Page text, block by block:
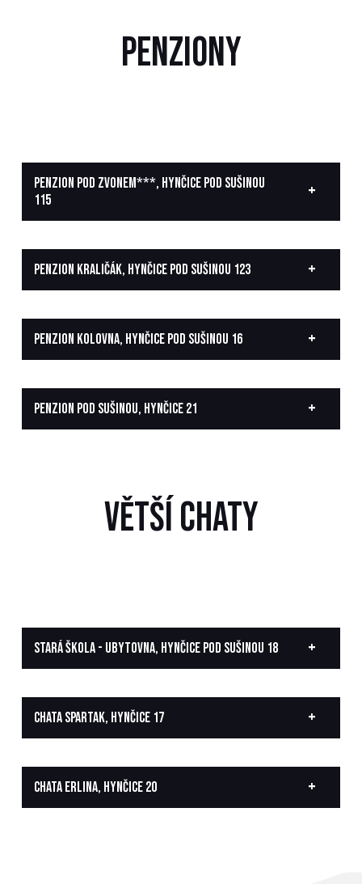
PENZIONY
PENZION POD ZVONEM***, HYNČICE POD SUŠINOU
115
PENZION KRALIČÁK, HYNČICE POD SUŠINOU 123
PENZION KOLOVNA, HYNČICE POD SUŠINOU 16
PENZION POD SUŠINOU, HYNČICE 21
VĚTŠÍ CHATY
STARÁ ŠKOLA - UBYTOVNA, HYNČICE POD SUŠINOU 18
CHATA SPARTAK, HYNČICE 17
CHATA ERLINA, HYNČICE 20